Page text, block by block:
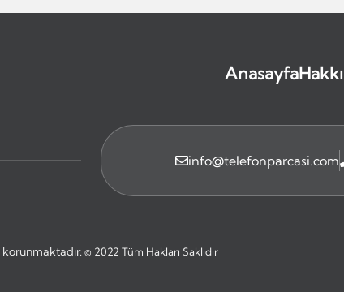
Anasayfa
info@telefonparcasi.com
korunmaktadır.© 2022 Tüm Hakları Saklıdır